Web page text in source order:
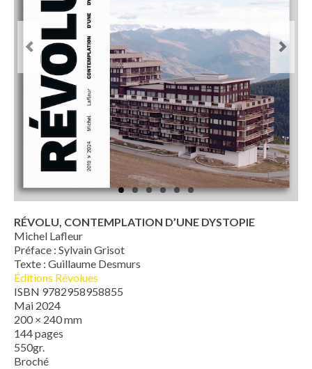
RÉVOLU, CONTEMPLATION D’UNE DYSTOPIE
Michel Lafleur
Préface : Sylvain Grisot
Texte : Guillaume Desmurs
Éditions Révolues
ISBN 9782958958855
Mai 2024
200 × 240 mm
144 pages
550gr.
Broché